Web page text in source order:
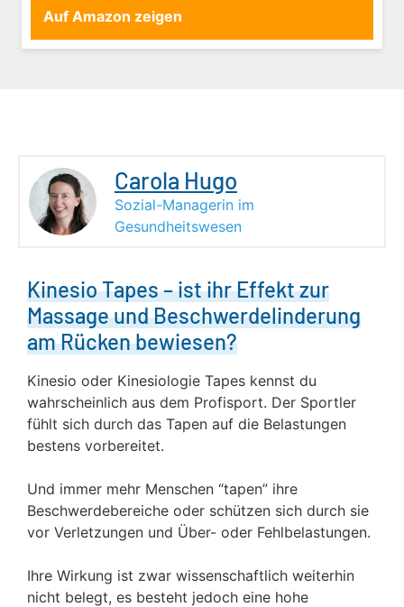
Auf Amazon zeigen
Carola Hugo
Sozial-Managerin im
Gesundheitswesen
Kinesio Tapes – ist ihr Effekt zur
Massage und Beschwerdelinderung
am Rücken bewiesen?
Kinesio oder Kinesiologie Tapes kennst du
wahrscheinlich aus dem Profisport. Der Sportler
fühlt sich durch das Tapen auf die Belastungen
bestens vorbereitet.
Und immer mehr Menschen “tapen” ihre
Beschwerdebereiche oder schützen sich durch sie
vor Verletzungen und Über- oder Fehlbelastungen.
Ihre Wirkung ist zwar wissenschaftlich weiterhin
nicht belegt, es besteht jedoch eine hohe